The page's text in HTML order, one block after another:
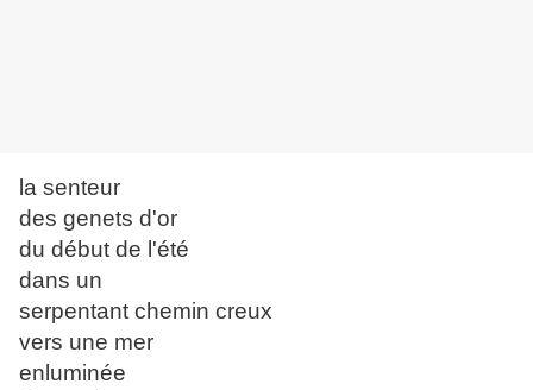
la senteur
des genets d'or
du début de l'été
dans un
serpentant chemin creux
vers une mer
enluminée